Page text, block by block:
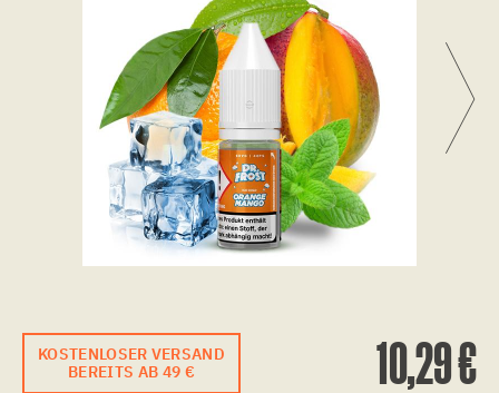
KOSTENLOSER VERSAND
BEREITS AB 49 €
10,29 €